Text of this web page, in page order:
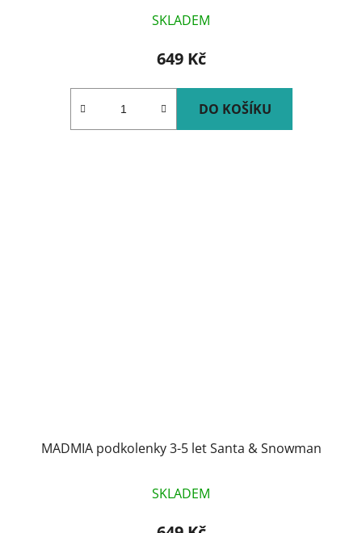
SKLADEM
649 Kč
DO KOŠÍKU
MADMIA podkolenky 3-5 let Santa & Snowman
SKLADEM